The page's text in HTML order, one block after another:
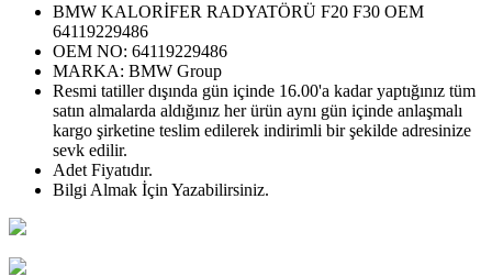
BMW KALORİFER RADYATÖRÜ F20 F30 OEM
64119229486
OEM NO: 64119229486
MARKA: BMW Group
Resmi tatiller dışında gün içinde 16.00'a kadar yaptığınız tüm
satın almalarda aldığınız her ürün aynı gün içinde anlaşmalı
kargo şirketine teslim edilerek indirimli bir şekilde adresinize
sevk edilir.
Adet Fiyatıdır.
Bilgi Almak İçin Yazabilirsiniz.